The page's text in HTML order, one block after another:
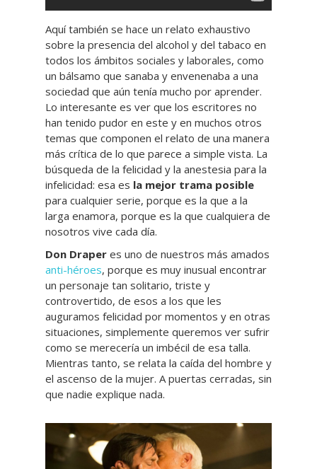
Aquí también se hace un relato exhaustivo
sobre la presencia del alcohol y del tabaco en
todos los ámbitos sociales y laborales, como
un bálsamo que sanaba y envenenaba a una
sociedad que aún tenía mucho por aprender.
Lo interesante es ver que los escritores no
han tenido pudor en este y en muchos otros
temas que componen el relato de una manera
más crítica de lo que parece a simple vista. La
búsqueda de la felicidad y la anestesia para la
infelicidad: esa es la mejor trama posible
para cualquier serie, porque es la que a la
larga enamora, porque es la que cualquiera de
nosotros vive cada día.
Don Draper es uno de nuestros más amados
anti-héroes, porque es muy inusual encontrar
un personaje tan solitario, triste y
controvertido, de esos a los que les
auguramos felicidad por momentos y en otras
situaciones, simplemente queremos ver sufrir
como se merecería un imbécil de esa talla.
Mientras tanto, se relata la caída del hombre y
el ascenso de la mujer. A puertas cerradas, sin
que nadie explique nada.